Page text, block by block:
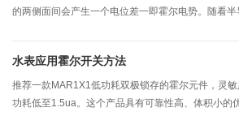
的两侧面间会产生一个电位差一即霍尔电势。随看
件，它是由霍尔效应芯片、电压调节、差分放大、整
水表应用霍尔开关方法
推荐一款MAR1X1低功耗双极锁存的霍尔元件，灵
功耗低至1.5ua。这个产品具有可靠性高、体积小的